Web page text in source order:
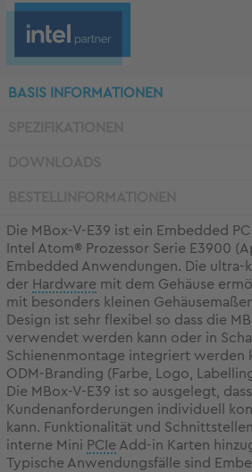
BASIS INFORMATIONEN
Die MBox-V-E39 ist ein Embedded
Intel Atom® Prozessor Serie E3900
Embedded Anwendungen. Die
der Hardware mit dem Gehäuse
mit besonders kleinen
Design ist sehr flexibel so dass die
verwendet werden kann oder in
Schienenmontage integriert werden
ODM-Branding (Farbe, Logo,
Die MBox-V-E39 ist so ausgelegt,
Kundenanforderungen individuell
kann. Funktionalität und
interne Mini PCIe Add-in Karten
Typische Anwendungsfälle sind